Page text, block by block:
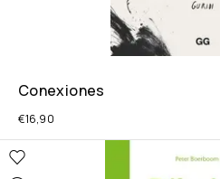
Conexiones
€16,90